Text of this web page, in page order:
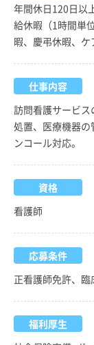
年間休日120日以
給休暇（1時間単
暇、慶弔休暇、ケ
仕事内容
訪問看護サービ
処置、医療機器
ンコール対応。
資格
看護師
応募条件
正看護師免許、臨
福利厚生